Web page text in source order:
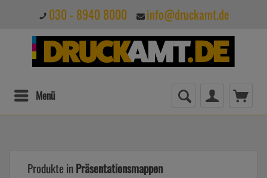
030 - 8940 8000 info@druckamt.de
Menü
Produkte inPräsentationsmappen